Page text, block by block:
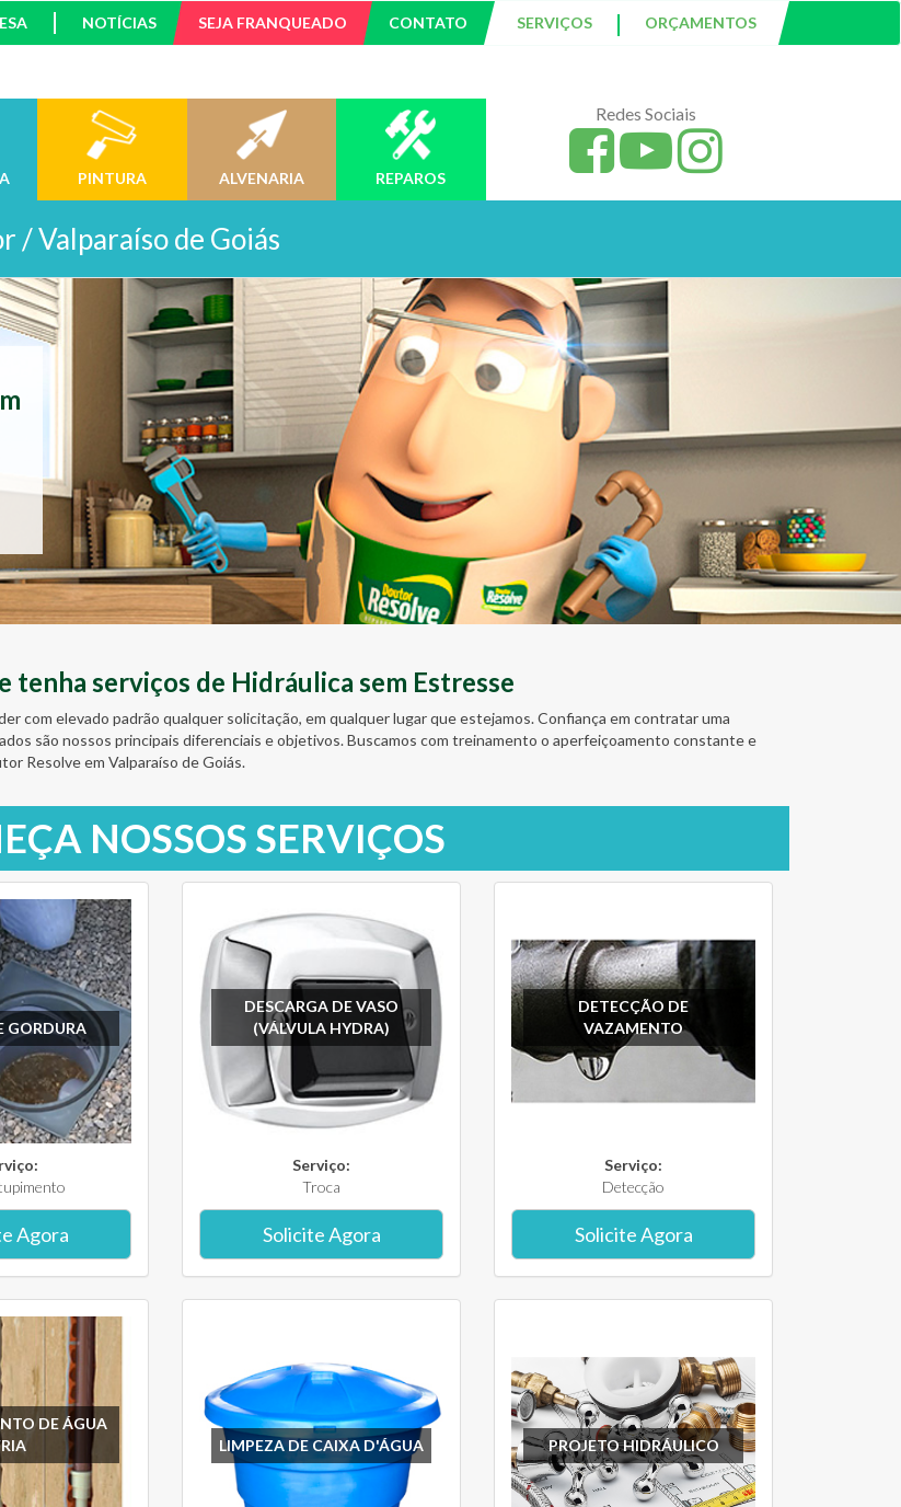
NOTÍCIAS SEJA FRANQUEADO CONTATO SERVIÇOS | ORÇAMENTOS
PINTURA ALVENARIA REPAROS
Redes Sociais
/ Valparaíso de Goiás
tenha serviços de Hidráulica sem Estresse
com elevado padrão qualquer solicitação, em qualquer lugar que estejamos. Confiança em contratar uma
são nossos principais diferenciais e objetivos. Buscamos com treinamento o aperfeiçoamento constante e
Resolve em Valparaíso de Goiás.
NOSSOS SERVIÇOS
GORDURA
Agora
DESCARGA DE VASO
(VÁLVULA HYDRA)
Serviço:
Troca
Solicite Agora
DETECÇÃO DE
VAZAMENTO
Serviço:
Detecção
Solicite Agora
DE ÁGUA
LIMPEZA DE CAIXA D'ÁGUA PROJETO HIDRÁULICO